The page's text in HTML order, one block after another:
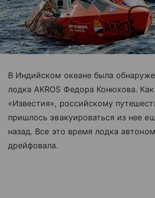
В Индийском океане была
лодка AKROS Федора Конюхова. Как
«Известия», российскому
пришлось эвакуироваться из нее
назад. Все это время лодка
дрейфовала.